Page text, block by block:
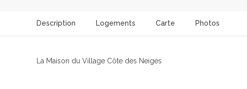
Description Logements Carte Photos
La Maison du Village Côte des Neiges